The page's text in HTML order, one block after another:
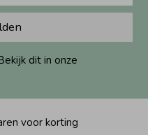
dit in onze
voor korting